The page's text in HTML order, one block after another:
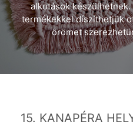
alkotások
termékekkel díszíthetjük
örömet
15. KANAPÉRA